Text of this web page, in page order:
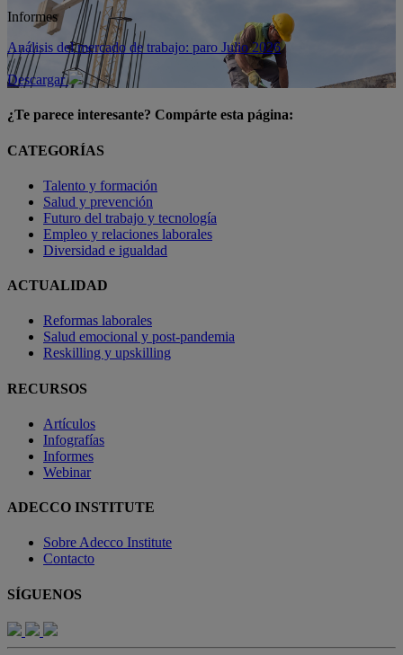
Informes
Análisis del mercado de trabajo: paro Julio 2026
Descargar
¿Te parece interesante? Compárte esta página:
CATEGORÍAS
Talento y formación
Salud y prevención
Futuro del trabajo y tecnología
Empleo y relaciones laborales
Diversidad e igualdad
ACTUALIDAD
Reformas laborales
Salud emocional y post-pandemia
Reskilling y upskilling
RECURSOS
Artículos
Infografías
Informes
Webinar
ADECCO INSTITUTE
Sobre Adecco Institute
Contacto
SÍGUENOS